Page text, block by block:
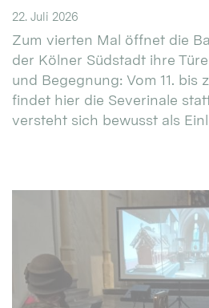
22. Juli 2026
Zum vierten Mal öffnet die
der Kölner Südstadt ihre
und Begegnung: Vom 11. bis
findet hier die Severinale
versteht sich bewusst als